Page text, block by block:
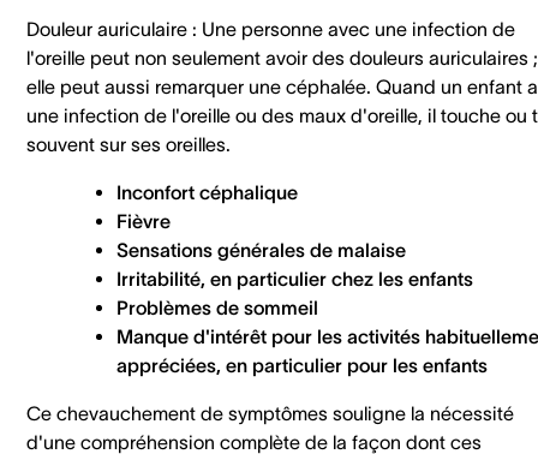
Douleur auriculaire : Une personne avec une infection de
l'oreille peut non seulement avoir des douleurs auriculaires ;
elle peut aussi remarquer une céphalée. Quand un enfant a
une infection de l'oreille ou des maux d'oreille, il touche ou
souvent sur ses oreilles.
Inconfort céphalique
Fièvre
Sensations générales de malaise
Irritabilité, en particulier chez les enfants
Problèmes de sommeil
Manque d'intérêt pour les activités
appréciées, en particulier pour les enfants
Ce chevauchement de symptômes souligne la nécessité
d'une compréhension complète de la façon dont ces